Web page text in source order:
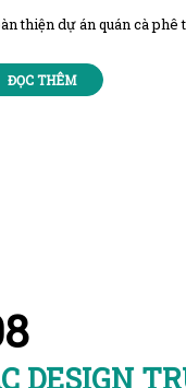
thiện dự án quán cà phê
ĐỌC THÊM
DESIGN